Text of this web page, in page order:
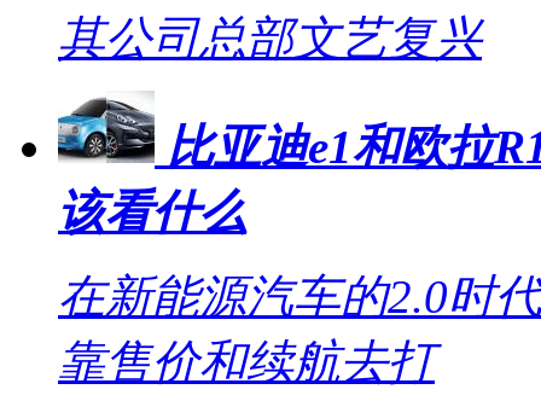
其公司总部文艺复兴
比亚迪e1和欧拉
该看什么
在新能源汽车的2.0时
靠售价和续航去打